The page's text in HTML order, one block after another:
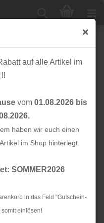
auf alle Artikel im
vom 01.08.2026 bis
haben wir euch einen
im Shop hinterlegt.
SOMMER2026
in das Feld "Gutschein-
einlösen!
- Albstoffe
Bio Jacquard - Safari